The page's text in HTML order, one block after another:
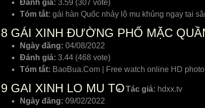
Đánh giá: 3.59 (307 vote)
Tóm tắt: gái hàn Quốc nhảy lộ mu khủng ngay tại
8 GÁI XINH ĐƯỜNG PHỐ MẶC
Ngày đăng: 04/08/2022
Đánh giá: 3.44 (468 vote)
Tóm tắt: BaoBua.Com | Free watch online HD
9 GAI XINH LO MU TOTác giả: hdxx.tv
Ngày đăng: 09/02/2022